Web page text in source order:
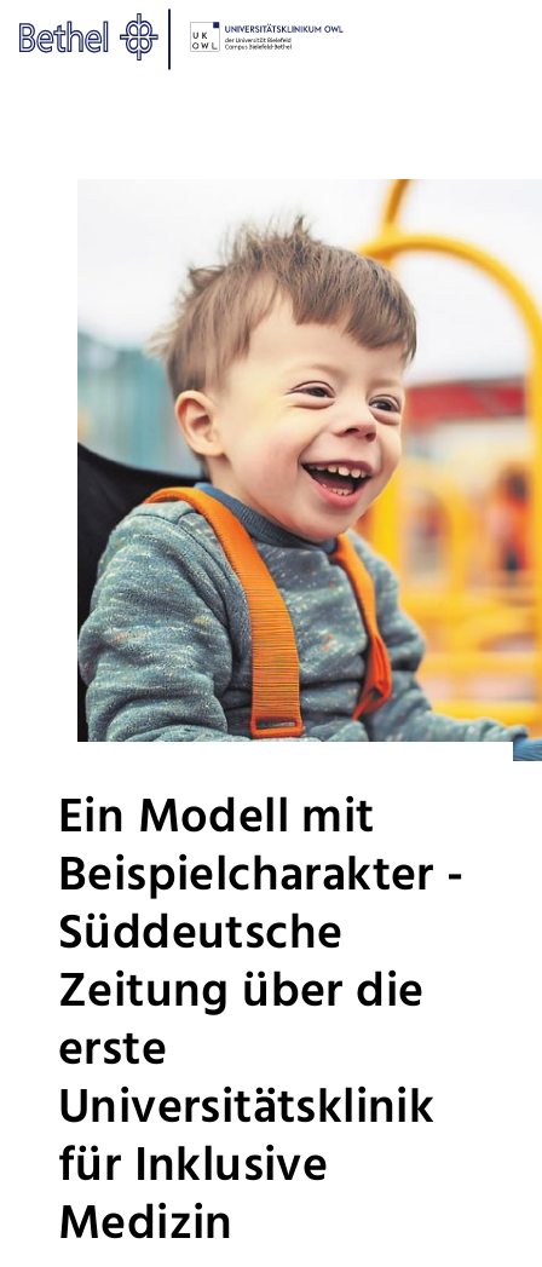
Zum Hauptinhalt springen
Zur Fußzeile springen
Ein Modell mit
Beispielcharakter -
Süddeutsche
Zeitung über die
erste
Universitätsklinik
für Inklusive
Medizin